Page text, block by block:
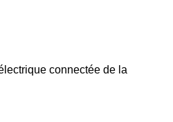
connectée de la